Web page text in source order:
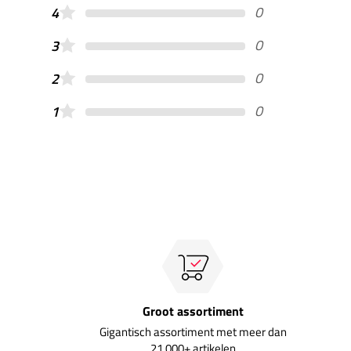
4
0
3
0
2
0
1
0
Groot assortiment
Gigantisch assortiment met meer dan